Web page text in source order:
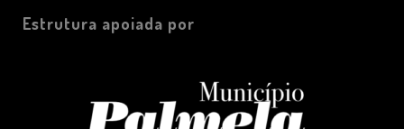
Estrutura apoiada por